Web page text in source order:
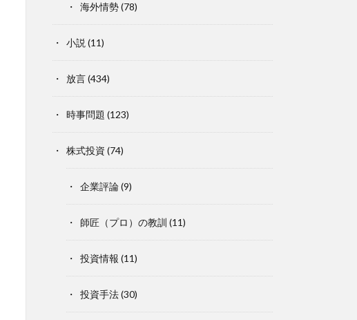
海外情勢(78)
小説 (11)
放言(434)
時事問題 (123)
株式投資 (74)
企業評論(9)
師匠（プロ）の教訓 (11)
投資情報 (11)
投資手法(30)